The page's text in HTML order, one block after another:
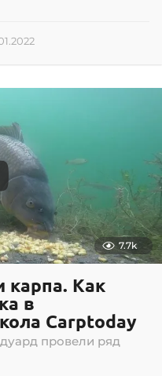
0
2
7.7k
Как
в
Carptoday
провели ряд